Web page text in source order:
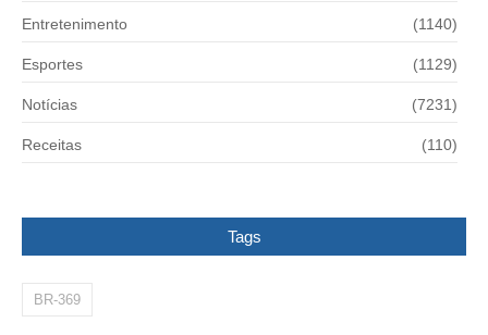
Entretenimento (1140)
Esportes (1129)
Notícias (7231)
Receitas (110)
Tags
BR-369